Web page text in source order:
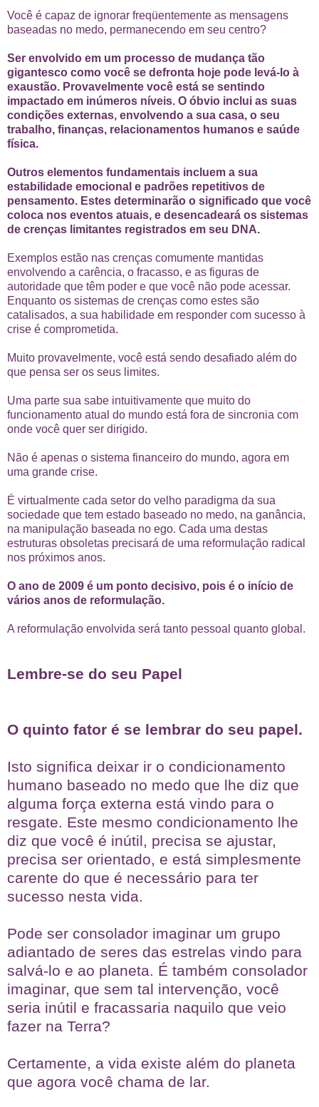
Você é capaz de ignorar freqüentemente as mensagens
baseadas no medo, permanecendo em seu centro?
Ser envolvido em um processo de mudança tão
gigantesco como você se defronta hoje pode levá-lo à
exaustão. Provavelmente você está se sentindo
impactado em inúmeros níveis. O óbvio inclui as suas
condições externas, envolvendo a sua casa, o seu
trabalho, finanças, relacionamentos humanos e saúde
física.
Outros elementos fundamentais incluem a sua
estabilidade emocional e padrões repetitivos de
pensamento. Estes determinarão o significado que você
coloca nos eventos atuais, e desencadeará os sistemas
de crenças limitantes registrados em seu DNA.
Exemplos estão nas crenças comumente mantidas
envolvendo a carência, o fracasso, e as figuras de
autoridade que têm poder e que você não pode acessar.
Enquanto os sistemas de crenças como estes são
catalisados, a sua habilidade em responder com sucesso à
crise é comprometida.
Muito provavelmente, você está sendo desafiado além do
que pensa ser os seus limites.
Uma parte sua sabe intuitivamente que muito do
funcionamento atual do mundo está fora de sincronia com
onde você quer ser dirigido.
Não é apenas o sistema financeiro do mundo, agora em
uma grande crise.
É virtualmente cada setor do velho paradigma da sua
sociedade que tem estado baseado no medo, na ganância,
na manipulação baseada no ego. Cada uma destas
estruturas obsoletas precisará de uma reformulação radical
nos próximos anos.
O ano de 2009 é um ponto decisivo, pois é o início de
vários anos de reformulação.
A reformulação envolvida será tanto pessoal quanto global.
Lembre-se do seu Papel
O quinto fator é se lembrar do seu papel.
Isto significa deixar ir o condicionamento
humano baseado no medo que lhe diz que
alguma força externa está vindo para o
resgate. Este mesmo condicionamento lhe
diz que você é inútil, precisa se ajustar,
precisa ser orientado, e está simplesmente
carente do que é necessário para ter
sucesso nesta vida.
Pode ser consolador imaginar um grupo
adiantado de seres das estrelas vindo para
salvá-lo e ao planeta. É também consolador
imaginar, que sem tal intervenção, você
seria inútil e fracassaria naquilo que veio
fazer na Terra?
Certamente, a vida existe além do planeta
que agora você chama de lar.